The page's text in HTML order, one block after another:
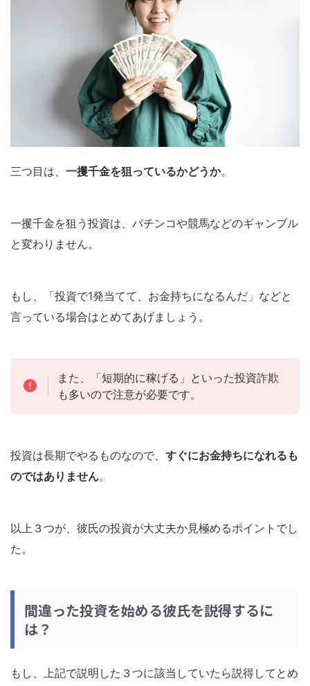
三つ目は、 一攫千金を狙っているかどうか。
一攫千金を狙う投資は、パチンコや競馬などのギャンブル
と変わりません。
もし、「投資で1発当てて、お金持ちになるんだ」などと
言っている場合はとめてあげましょう。
また、「短期的に稼げる」といった投資詐欺
も多いので注意が必要です。
投資は長期でやるものなので、 すぐにお金持ちになれるも
のではありません。
以上３つが、彼氏の投資が大丈夫か見極めるポイントでし
た。
間違った投資を始める彼氏を説得するに
は？
もし、上記で説明した３つに該当していたら説得してとめ